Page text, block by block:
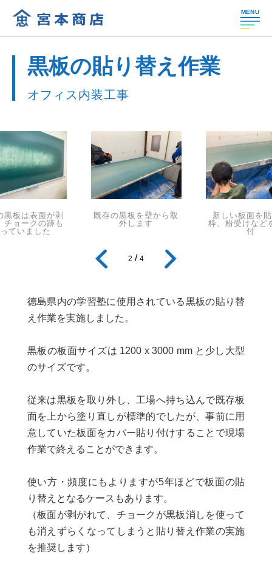
MENU
黒板の貼り替え作業
オフィス内装工事
黒板は表面が剥
チョークの跡も
ていました
既存の黒板を壁から取
外します
新しい板面を
枠、粉受けなど
付
2 / 4
徳島県内の学習塾に使用されている黒板の貼り替
え作業を実施しました。
黒板の板面サイズは 1200 x 3000 mm と少し大型
のサイズです。
従来は黒板を取り外し、工場へ持ち込んで既存板
面を上から塗り直しが標準的でしたが、事前に用
意していた板面をカバー貼り付けすることで現場
作業で終えることができます。
使い方・頻度にもよりますが5年ほどで板面の貼
り替えとなるケースもあります。
（板面が剥がれて、チョークが黒板消しを使って
も消えずらくなってしまうと貼り替え作業の実施
を推奨します）